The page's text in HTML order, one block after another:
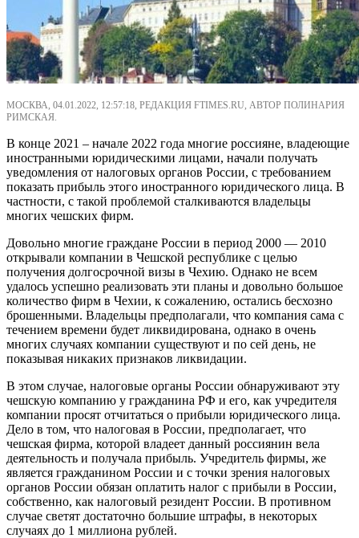
МОСКВА, 04.01.2022, 12:57:18, РЕДАКЦИЯ FTIMES.RU, АВТОР ПОЛИНАРИЯ
РИМСКАЯ.
В конце 2021 – начале 2022 года многие россияне, владеющие
иностранными юридическими лицами, начали получать
уведомления от налоговых органов России, с требованием
показать прибыль этого иностранного юридического лица. В
частности, с такой проблемой сталкиваются владельцы
многих чешских фирм.
Довольно многие граждане России в период 2000 — 2010
открывали компании в Чешской республике с целью
получения долгосрочной визы в Чехию. Однако не всем
удалось успешно реализовать эти планы и довольно большое
количество фирм в Чехии, к сожалению, остались бесхозно
брошенными. Владельцы предполагали, что компания сама с
течением времени будет ликвидирована, однако в очень
многих случаях компании существуют и по сей день, не
показывая никаких признаков ликвидации.
В этом случае, налоговые органы России обнаруживают эту
чешскую компанию у гражданина РФ и его, как учредителя
компании просят отчитаться о прибыли юридического лица.
Дело в том, что налоговая в России, предполагает, что
чешская фирма, которой владеет данный россиянин вела
деятельность и получала прибыль. Учредитель фирмы, же
является гражданином России и с точки зрения налоговых
органов России обязан оплатить налог с прибыли в России,
собственно, как налоговый резидент России. В противном
случае светят достаточно большие штрафы, в некоторых
случаях до 1 миллиона рублей.